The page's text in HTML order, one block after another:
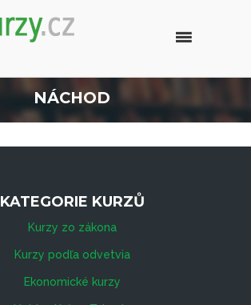
NÁCHOD
KATEGORIE KURZŮ
Kurzy zo zákona
Kurzy podľa odvetvia
Ekonomické kurzy